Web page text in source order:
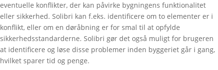
eventuelle konflikter, der kan påvirke bygningens funktionalitet
eller sikkerhed. Solibri kan f.eks. identificere om to elementer er i
konflikt, eller om en døråbning er for smal til at opfylde
sikkerhedsstandarderne. Solibri gør det også muligt for brugeren
at identificere og løse disse problemer inden byggeriet går i gang,
hvilket sparer tid og penge.